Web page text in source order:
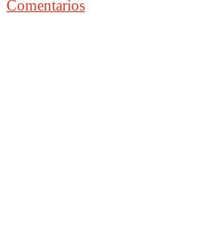
Comentarios